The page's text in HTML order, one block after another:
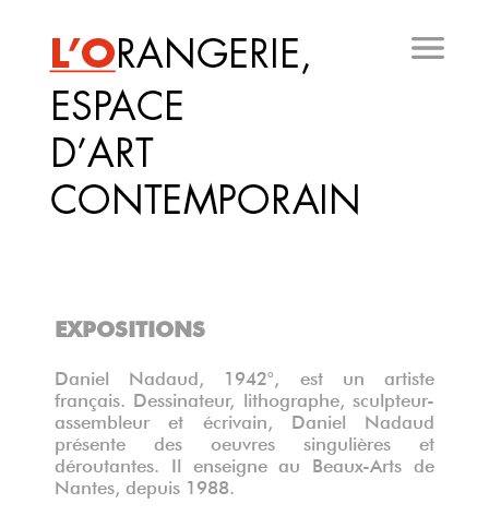
principal
EXPOSITIONS
Daniel Nadaud, 1942°, est un artiste
français. Dessinateur, lithographe, sculpteur-
assembleur et écrivain, Daniel Nadaud
présente des oeuvres singulières et
déroutantes. Il enseigne au Beaux-Arts de
Nantes, depuis 1988.